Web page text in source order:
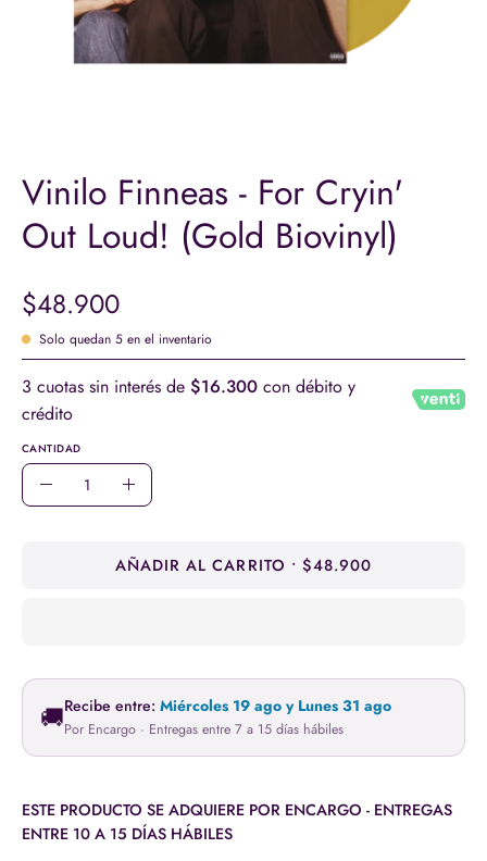
Vinilo Finneas - For Cryin'
Out Loud! (Gold Biovinyl)
$48.900
Solo quedan 5 en el inventario
3 cuotas sin interés de $16.300 con débito y
crédito
CANTIDAD
Cantidad
Disminuir
Aumentar
cantidad
AÑADIR AL CARRITO $48.900
🚚Recibe entre: Miércoles 19 ago y Lunes 31 ago
Por Encargo · Entregas entre 7 a 15 días hábiles
ESTE PRODUCTO SE ADQUIERE POR ENCARGO - ENTREGAS
ENTRE 10 A 15 DÍAS HÁBILES